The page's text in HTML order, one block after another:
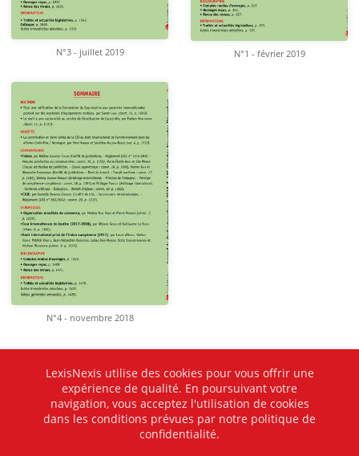
N°3 - juillet 2019 N°1 - février 2019
N°4 - novembre 2018
LexisNexis utilise des cookies pour vous offrir une
expérience de qualité. En poursuivant votre
navigation, vous acceptez l'utilisation de cookies
dans les conditions prévues par notre politique de
confidentialité.